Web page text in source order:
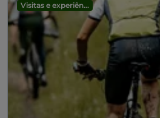
Visitas e experiências